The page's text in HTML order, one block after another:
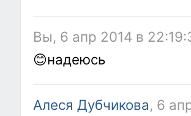
Вы, 6 апр 2014 в
😊надеюсь
Алеся Дубчикова, 6